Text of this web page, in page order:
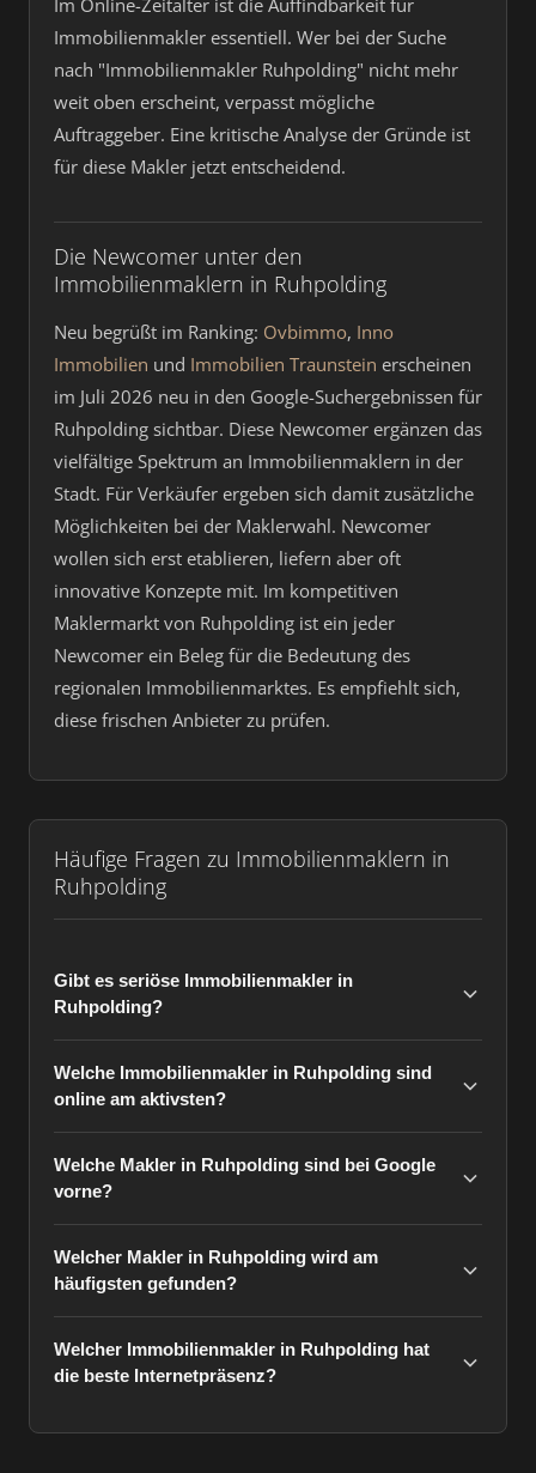
Im Online-Zeitalter ist die Auffindbarkeit für
Immobilienmakler essentiell. Wer bei der Suche
nach "Immobilienmakler Ruhpolding" nicht mehr
weit oben erscheint, verpasst mögliche
Auftraggeber. Eine kritische Analyse der Gründe ist
für diese Makler jetzt entscheidend.
Die Newcomer unter den
Immobilienmaklern in Ruhpolding
Neu begrüßt im Ranking: Ovbimmo, Inno
Immobilien und Immobilien Traunstein erscheinen
im Juli 2026 neu in den Google-Suchergebnissen für
Ruhpolding sichtbar. Diese Newcomer ergänzen das
vielfältige Spektrum an Immobilienmaklern in der
Stadt. Für Verkäufer ergeben sich damit zusätzliche
Möglichkeiten bei der Maklerwahl. Newcomer
wollen sich erst etablieren, liefern aber oft
innovative Konzepte mit. Im kompetitiven
Maklermarkt von Ruhpolding ist ein jeder
Newcomer ein Beleg für die Bedeutung des
regionalen Immobilienmarktes. Es empfiehlt sich,
diese frischen Anbieter zu prüfen.
Häufige Fragen zu Immobilienmaklern in
Ruhpolding
Gibt es seriöse Immobilienmakler in
Ruhpolding?
Welche Immobilienmakler in Ruhpolding sind
online am aktivsten?
Welche Makler in Ruhpolding sind bei Google
vorne?
Welcher Makler in Ruhpolding wird am
häufigsten gefunden?
Welcher Immobilienmakler in Ruhpolding hat
die beste Internetpräsenz?